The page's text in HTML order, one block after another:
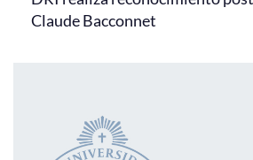
Claude Bacconnet